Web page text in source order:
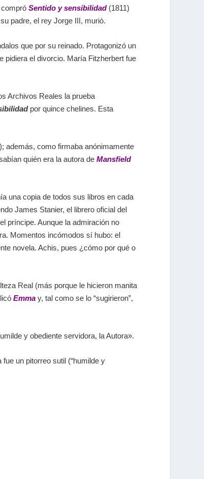
Sentido y sensibilidad (1811)
padre, el rey Jorge III, murió.
que por su reinado. Protagonizó un
pidiera el divorcio. María Fitzherbert fue
Archivos Reales la prueba
por quince chelines. Esta
además, como firmaba anónimamente
quién era la autora de Mansfield
una copia de todos sus libros en cada
James Stanier, el librero oficial del
príncipe. Aunque la admiración no
Momentos incómodos sí hubo: el
novela. Achis, pues ¿cómo por qué o
Real (más porque le hicieron manita
Emma y, tal como se lo “sugirieron”,
y obediente servidora, la Autora».
un pitorreo sutil (“humilde y